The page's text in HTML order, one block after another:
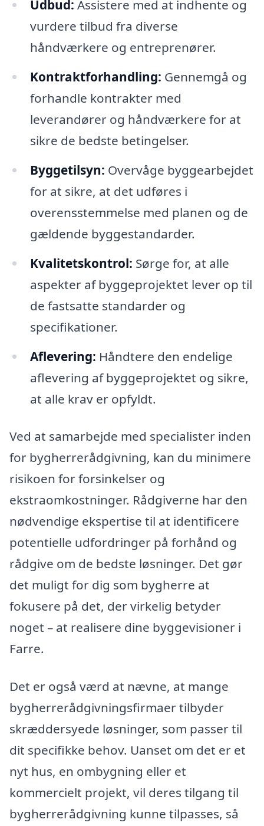
Udbud: Assistere med at indhente og
vurdere tilbud fra diverse
håndværkere og entreprenører.
Kontraktforhandling: Gennemgå og
forhandle kontrakter med
leverandører og håndværkere for at
sikre de bedste betingelser.
Byggetilsyn: Overvåge byggearbejdet
for at sikre, at det udføres i
overensstemmelse med planen og de
gældende byggestandarder.
Kvalitetskontrol: Sørge for, at alle
aspekter af byggeprojektet lever op til
de fastsatte standarder og
specifikationer.
Aflevering: Håndtere den endelige
aflevering af byggeprojektet og sikre,
at alle krav er opfyldt.
Ved at samarbejde med specialister inden
for bygherrerådgivning, kan du minimere
risikoen for forsinkelser og
ekstraomkostninger. Rådgiverne har den
nødvendige ekspertise til at identificere
potentielle udfordringer på forhånd og
rådgive om de bedste løsninger. Det gør
det muligt for dig som bygherre at
fokusere på det, der virkelig betyder
noget – at realisere dine byggevisioner i
Farre.
Det er også værd at nævne, at mange
bygherrerådgivningsfirmaer tilbyder
skræddersyede løsninger, som passer til
dit specifikke behov. Uanset om det er et
nyt hus, en ombygning eller et
kommercielt projekt, vil deres tilgang til
bygherrerådgivning kunne tilpasses, så